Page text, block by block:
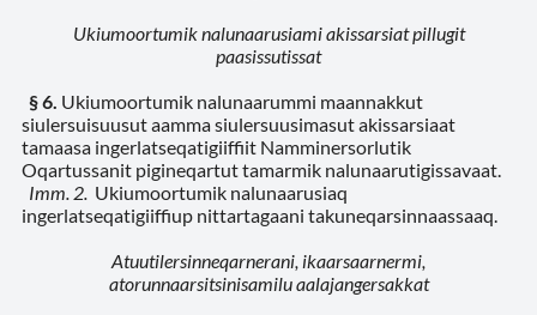
Ukiumoortumik nalunaarusiami akissarsiat pillugit
paasissutissat
§ 6. Ukiumoortumik nalunaarummi maannakkut
siulersuisuusut aamma siulersuusimasut akissarsiaat
tamaasa ingerlatseqatigiiffiit Namminersorlutik
Oqartussanit pigineqartut tamarmik nalunaarutigissavaat.
Imm. 2. Ukiumoortumik nalunaarusiaq
ingerlatseqatigiiffiup nittartagaani takuneqarsinnaassaaq.
Atuutilersinneqarnerani, ikaarsaarnermi,
atorunnaarsitsinisamilu aalajangersakkat